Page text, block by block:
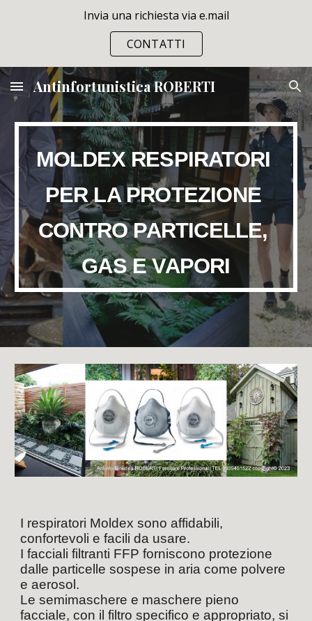
Invia una richiesta via e.mail
CONTATTI
Antinfortunistica ROBERTI
MOLDEX RESPIRATORI
PER LA PROTEZIONE
CONTRO PARTICELLE,
GAS E VAPORI
I respiratori Moldex sono affidabili,
confortevoli e facili da usare.
I facciali filtranti FFP forniscono protezione
dalle particelle sospese in aria come polvere
e aerosol.
Le semimaschere e maschere pieno
facciale, con il filtro specifico e appropriato, si